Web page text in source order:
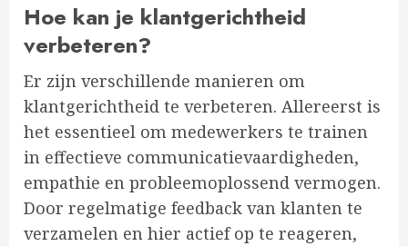
Hoe kan je klantgerichtheid
verbeteren?
Er zijn verschillende manieren om
klantgerichtheid te verbeteren. Allereerst is
het essentieel om medewerkers te trainen
in effectieve communicatievaardigheden,
empathie en probleemoplossend vermogen.
Door regelmatige feedback van klanten te
verzamelen en hier actief op te reageren,